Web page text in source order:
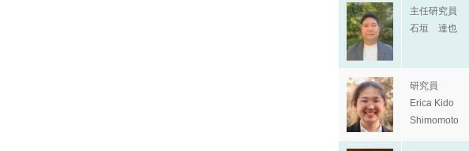
主任研究員
石垣 達也
研究員
Erica Kido
Shimomoto